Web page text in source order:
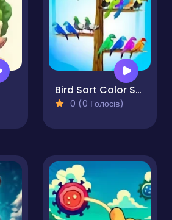
Bird Sort Color Sorting
0 (0 Голосів)